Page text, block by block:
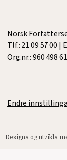
Norsk
Tlf.: 21 09 57 00 |
Org.nr.: 960 498
Endre
Designa og utvikla